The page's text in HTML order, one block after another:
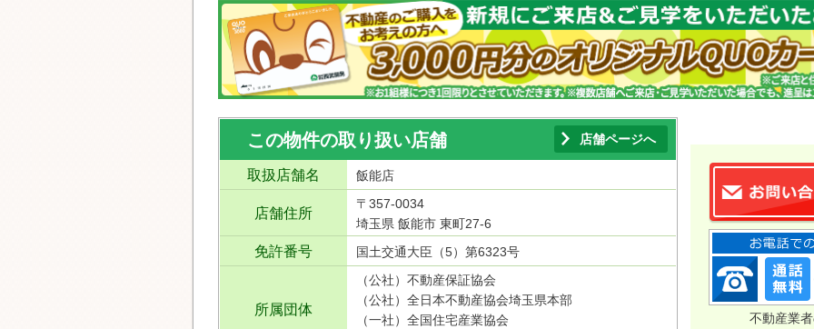
この物件の取り扱い店舗 店舗ページへ
取扱店舗名 飯能店
店舗住所
〒357-0034
埼玉県 飯能市 東町27-6
免許番号 国土交通大臣（5）第6323号
所属団体
（公社）不動産保証協会
（公社）全日本不動産協会埼玉県本部
（一社）全国住宅産業協会
不動産業